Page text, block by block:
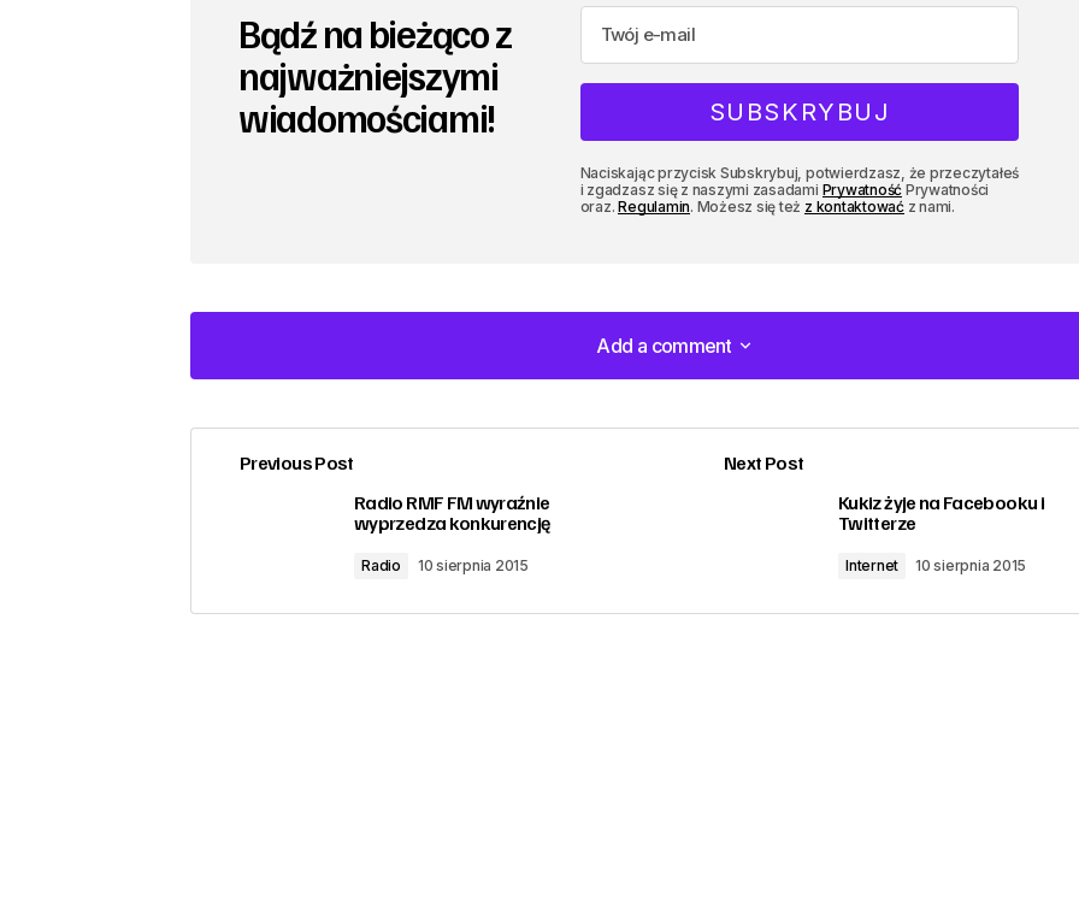
Bądź na bieżąco z
najważniejszymi
wiadomościami!
Naciskając przycisk Subskrybuj, potwierdzasz, że przeczytałeś
i zgadzasz się z naszymi zasadami Prywatność Prywatności
oraz.Regulamin. Możesz się też z kontaktowaćz nami.
Add a comment
Add a comment
zalogować
Previous Post
Radio RMF FM wyraźnie
wyprzedza konkurencję
Radio 10 sierpnia 2015
Next Post
Kukiz żyje na Facebooku i
Twitterze
Internet 10 sierpnia 2015